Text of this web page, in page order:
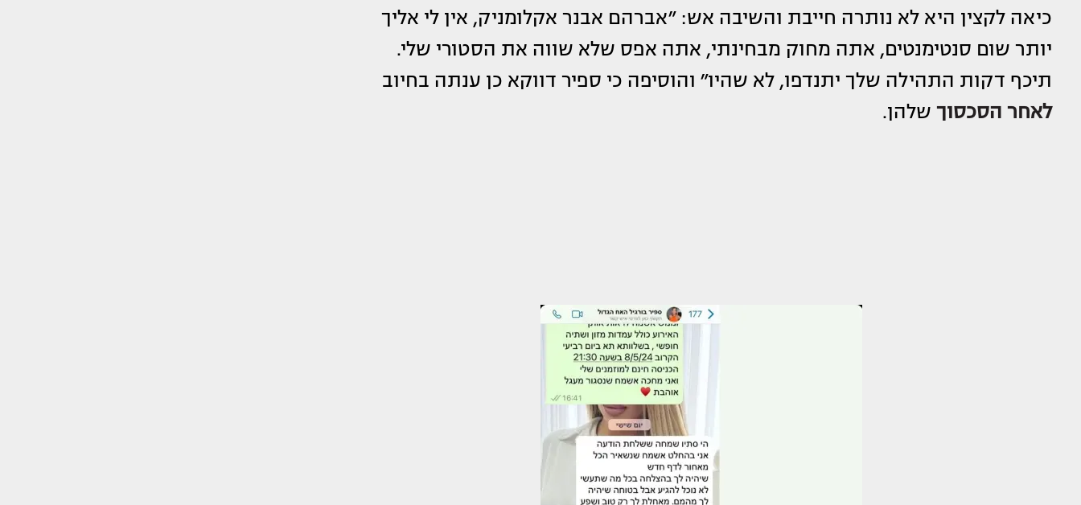
כיאה לקצין היא לא נותרה חייבת והשיבה אש: ״אברהם אבנר אקלומניק, אין לי אליך
יותר שום סנטימנטים, אתה מחוק מבחינתי, אתה אפס שלא שווה את הסטורי שלי.
תיכף דקות התהילה שלך יתנדפו, לא שהיו״ והוסיפה כי ספיר דווקא כן ענתה בחיוב
לאחר הסכסוך שלהן.